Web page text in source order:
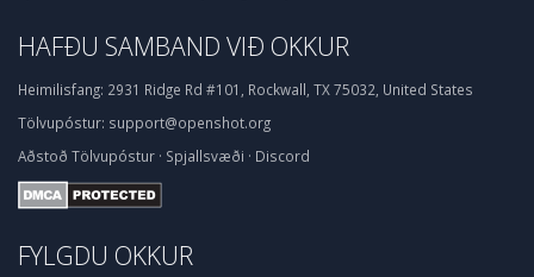
HAFÐU SAMBAND VIÐ OKKUR
Heimilisfang: 2931 Ridge Rd #101, Rockwall, TX 75032, United States
Tölvupóstur: support@openshot.org
Aðstoð Tölvupóstur · Spjallsvæði · Discord
FYLGDU OKKUR